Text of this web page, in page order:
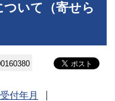
ついて（寄せら
受付年月